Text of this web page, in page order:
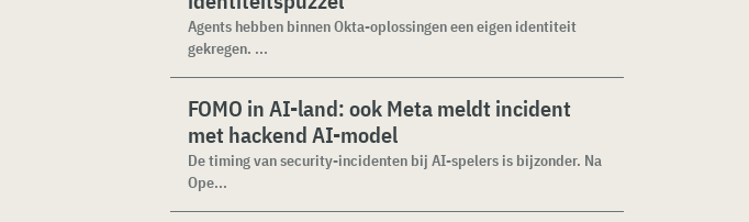
Agents hebben binnen Okta-oplossingen een eigen identiteit
gekregen. ...
FOMO in AI-land: ook Meta meldt incident
met hackend AI-model
De timing van security-incidenten bij AI-spelers is bijzonder. Na
Ope...